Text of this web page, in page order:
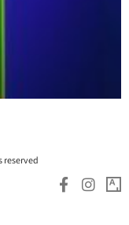
reserved